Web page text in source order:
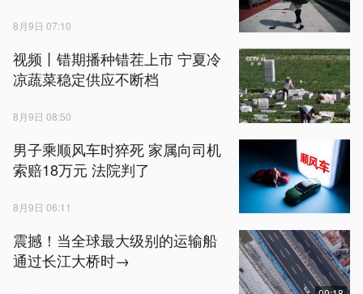
8月9日 07:10
视频丨错期播种错茬上市 宁夏冷
凉蔬菜稳定供应不断档
8月9日 08:50
男子乘顺风车时猝死 家属向司机
索赔18万元 法院判了
8月9日 06:11
震撼！当全球最大级别的运输船
通过长江大桥时→